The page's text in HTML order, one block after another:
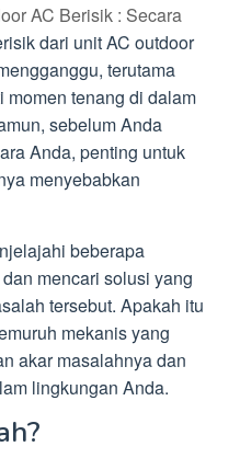
AC Berisik : Secara
dari unit AC outdoor
terutama
momen tenang di dalam
sebelum Anda
Anda, penting untuk
menyebabkan
beberapa
mencari solusi yang
tersebut. Apakah itu
mekanis yang
akar masalahnya dan
lingkungan Anda.